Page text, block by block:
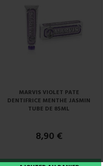
MARVIS VIOLET PATE
DENTIFRICE MENTHE JASMIN
TUBE DE 85ML
8,90 €